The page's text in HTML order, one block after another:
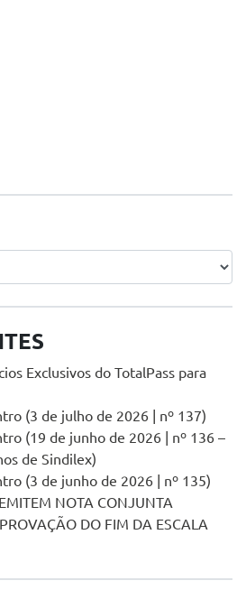
Exclusivos do TotalPass para
(3 de julho de 2026 | nº 137)
(19 de junho de 2026 | nº 136 –
de Sindilex)
(3 de junho de 2026 | nº 135)
NOTA CONJUNTA
DO FIM DA ESCALA